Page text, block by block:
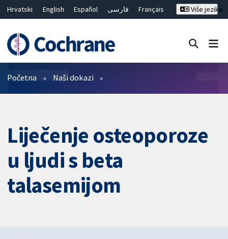
Hrvatski English Español فارسی
Français
繁體中文
简体中文
Više jezika
Prečistači
Početna Naši dokazi
Liječenje osteoporoze
u ljudi s beta
talasemijom